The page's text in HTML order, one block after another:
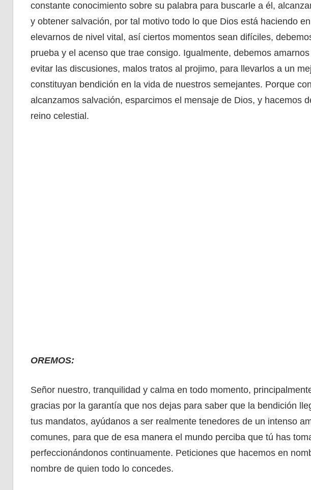
constante conocimiento sobre su palabra para buscarle a él,
y obtener salvación, por tal motivo todo lo que Dios está haciendo
elevarnos de nivel vital, así ciertos momentos sean difíciles,
prueba y el acenso que trae consigo. Igualmente, debemos
evitar las discusiones, malos tratos al projimo, para llevarlos a un
constituyan bendición en la vida de nuestros semejantes. Porque
alcanzamos salvación, esparcimos el mensaje de Dios, y hacemos
reino celestial.
OREMOS:
Señor nuestro, tranquilidad y calma en todo momento,
gracias por la garantía que nos dejas para saber que la bendición
tus mandatos, ayúdanos a ser realmente tenedores de un intenso
comunes, para que de esa manera el mundo perciba que tú has
perfeccionándonos continuamente. Peticiones que hacemos en
nombre de quien todo lo concedes.